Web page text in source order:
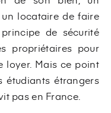
locataire de faire
de sécurité
propriétaires pour
loyer. Mais ce point
étudiants étrangers
pas en France.